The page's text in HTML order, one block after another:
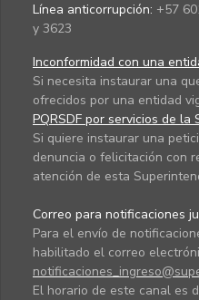
Línea anticorrupción: +57
y 3623
Inconformidad con una
Si necesita instaurar una
ofrecidos por una entidad
PQRSDF por servicios de la
Si quiere instaurar una
denuncia o felicitación con
atención de esta
Correo para notificaciones
Para el envío de
habilitado el correo
El horario de este canal es